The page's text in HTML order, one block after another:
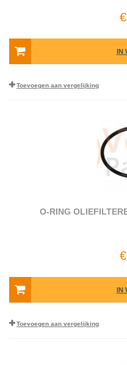
IN
Toevoegen aan vergelijking
O-RING
IN
Toevoegen aan vergelijking